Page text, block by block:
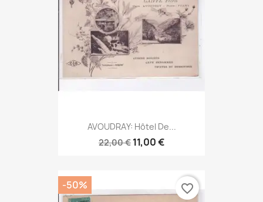
AVOUDRAY: Hôtel De...
22,00 € 11,00 €
-50% favorite_border